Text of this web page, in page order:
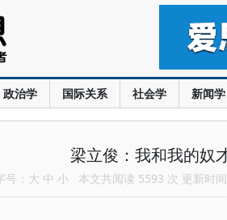
政治学 国际关系 社会学 新闻学
梁立俊：我和我的奴
： 大 中 小 本文共阅读 5593 次 更新时